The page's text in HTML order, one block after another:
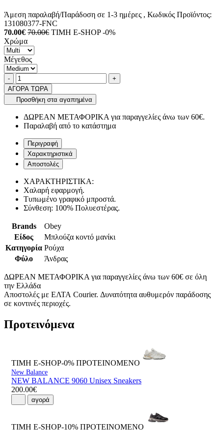
Άμεση παραλαβή/Παράδοση σε 1-3 ημέρες , Κωδικός Προϊόντος:
131080377-FNC
70.00€ 70.00€ ΤΙΜΗ E-SHOP -0%
Χρώμα
Μέγεθος
Ποσότητα
-product.increase.quantity +
ΑΓΟΡΑ ΤΩΡΑ
Προσθήκη στα αγαπημένα
ΔΩΡΕΑΝ ΜΕΤΑΦΟΡΙΚΑ για παραγγελίες άνω των 60€.
Παραλαβή από το κατάστημα
Περιγραφή
Χαρακτηριστικά
Αποστολές
ΧΑΡΑΚΤΗΡΙΣΤΙΚΑ:
Χαλαρή εφαρμογή.
Τυπωμένο γραφικό μπροστά.
Σύνθεση: 100% Πολυεστέρας.
Brands
Obey
Είδος
Μπλούζα κοντό μανίκι
Κατηγορία Ρούχα
Φύλο
Άνδρας
ΔΩΡΕΑΝ ΜΕΤΑΦΟΡΙΚΑ για παραγγελίες άνω των 60€ σε όλη
την Ελλάδα
Αποστολές με ΕΛΤΑ Courier. Δυνατότητα αυθυμερόν παράδοσης
σε κοντινές περιοχές.
Προτεινόμενα
ΤΙΜΗ E-SHOP-0% ΠΡΟΤΕΙΝΟΜΕΝΟ
New Balance
NEW BALANCE 9060 Unisex Sneakers
200.00€
αγορά
ΤΙΜΗ E-SHOP-10% ΠΡΟΤΕΙΝΟΜΕΝΟ